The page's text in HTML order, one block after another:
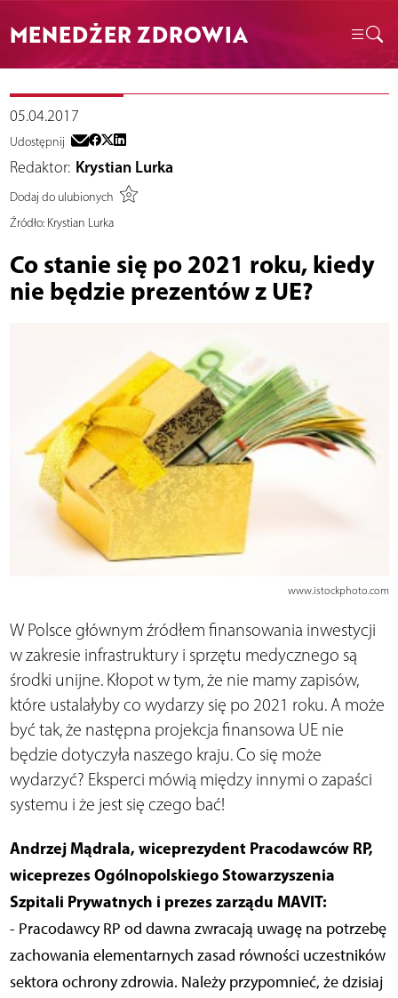
MENEDŻER ZDROWIA
05.04.2017
Udostępnij
Redaktor: Krystian Lurka
Dodaj do ulubionych
Źródło:Krystian Lurka
Co stanie się po 2021 roku, kiedy
nie będzie prezentów z UE?
www.istockphoto.com
W Polsce głównym źródłem finansowania inwestycji
w zakresie infrastruktury i sprzętu medycznego są
środki unijne. Kłopot w tym, że nie mamy zapisów,
które ustalałyby co wydarzy się po 2021 roku. A może
być tak, że następna projekcja finansowa UE nie
będzie dotyczyła naszego kraju. Co się może
wydarzyć? Eksperci mówią między innymi o zapaści
systemu i że jest się czego bać!
Andrzej Mądrala, wiceprezydent Pracodawców RP,
wiceprezes Ogólnopolskiego Stowarzyszenia
Szpitali Prywatnych i prezes zarządu MAVIT:
- Pracodawcy RP od dawna zwracają uwagę na potrzebę
zachowania elementarnych zasad równości uczestników
sektora ochrony zdrowia. Należy przypomnieć, że dzisiaj